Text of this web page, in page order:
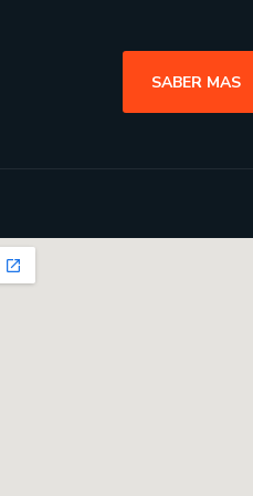
SABER MAS